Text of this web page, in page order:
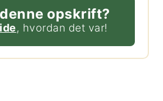
opskrift?
, hvordan det var!